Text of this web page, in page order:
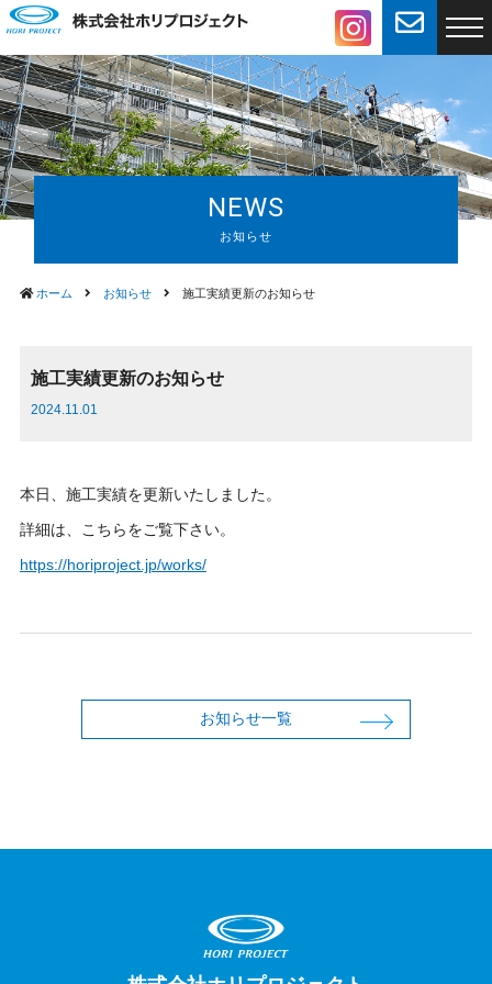
NEWS
ホーム お知らせ 施工実績更新のお知らせ
施工実績更新のお知らせ
2024.11.01
本日、施工実績を更新いたしました。
詳細は、こちらをご覧下さい。
https://horiproject.jp/works/
お知らせ一覧